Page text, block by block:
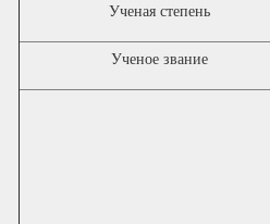
Ученая степень
Ученое звание